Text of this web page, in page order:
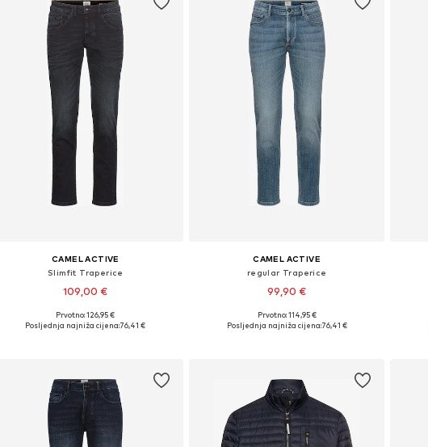
CAMEL ACTIVE
Slimfit Traperice
109,00 €
Dostupno u više veličina
Prvotno: 126,95 €
Posljednja najniža cijena:76,41 €
CAMEL ACTIVE
regular Traperice
99,90 €
Dostupno u više veličina
Prvotno: 114,95 €
Posljednja najniža cijena:76,41 €